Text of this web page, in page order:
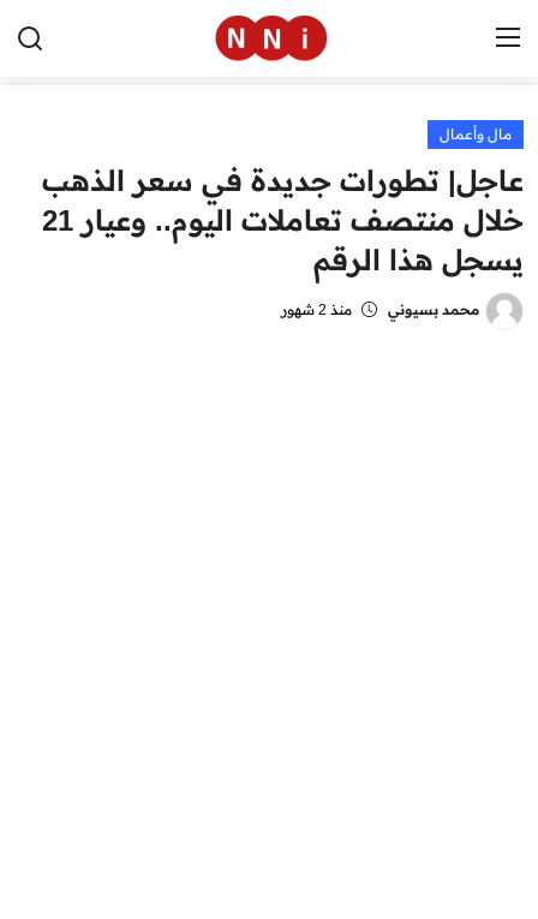
الرئيسية
اخبار مصر
العالم
الرياضة
مال وأعمال
عاجل| تطورات جديدة في سعر الذهب
خلال منتصف تعاملات اليوم.. وعيار 21
يسجل هذا الرقم
محمد بسيوني منذ 2 شهور